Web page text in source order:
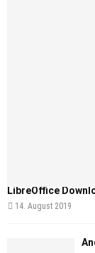
LibreOffice
14. August 2019